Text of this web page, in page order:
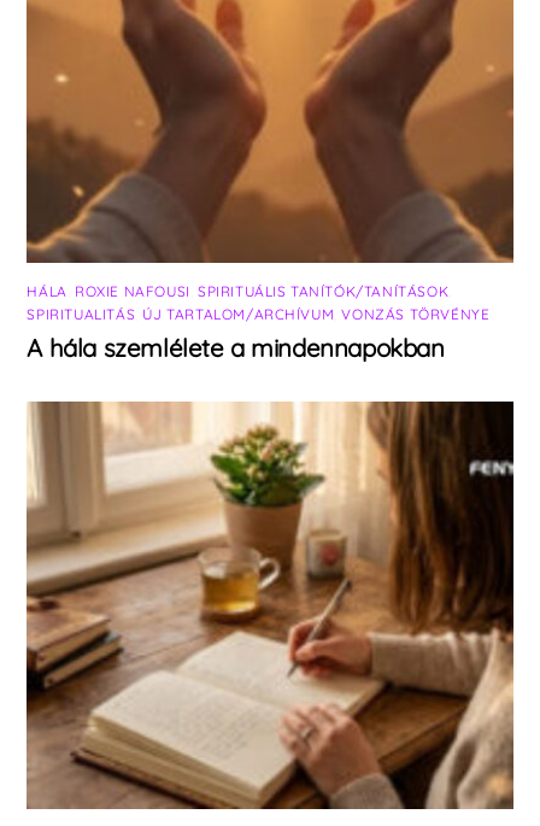
HÁLA ROXIE NAFOUSI SPIRITUÁLIS TANÍTÓK/TANÍTÁSOK
SPIRITUALITÁS ÚJ TARTALOM/ARCHÍVUM ,VONZÁS TÖRVÉNYE
A hála szemlélete a mindennapokban